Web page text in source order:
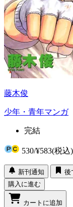
藤木俊
少年・青年マンガ
完結
530/¥583(税込)
新刊通知
後
購入に進む
カートに追加